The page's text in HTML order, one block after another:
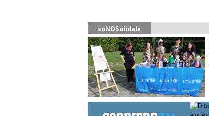
soNOSolidale